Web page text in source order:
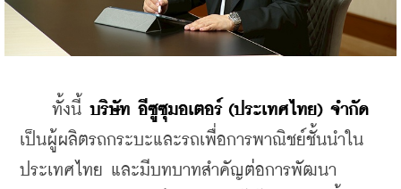
ทั้งนี้ บริษัท อีซูซุมอเตอร์ (ประเทศไทย) จำกัด
เป็นผู้ผลิตรถกระบะและรถเพื่อการพาณิชย์ชั้นนำใน
ประเทศไทย และมีบทบาทสำคัญต่อการพัฒนา